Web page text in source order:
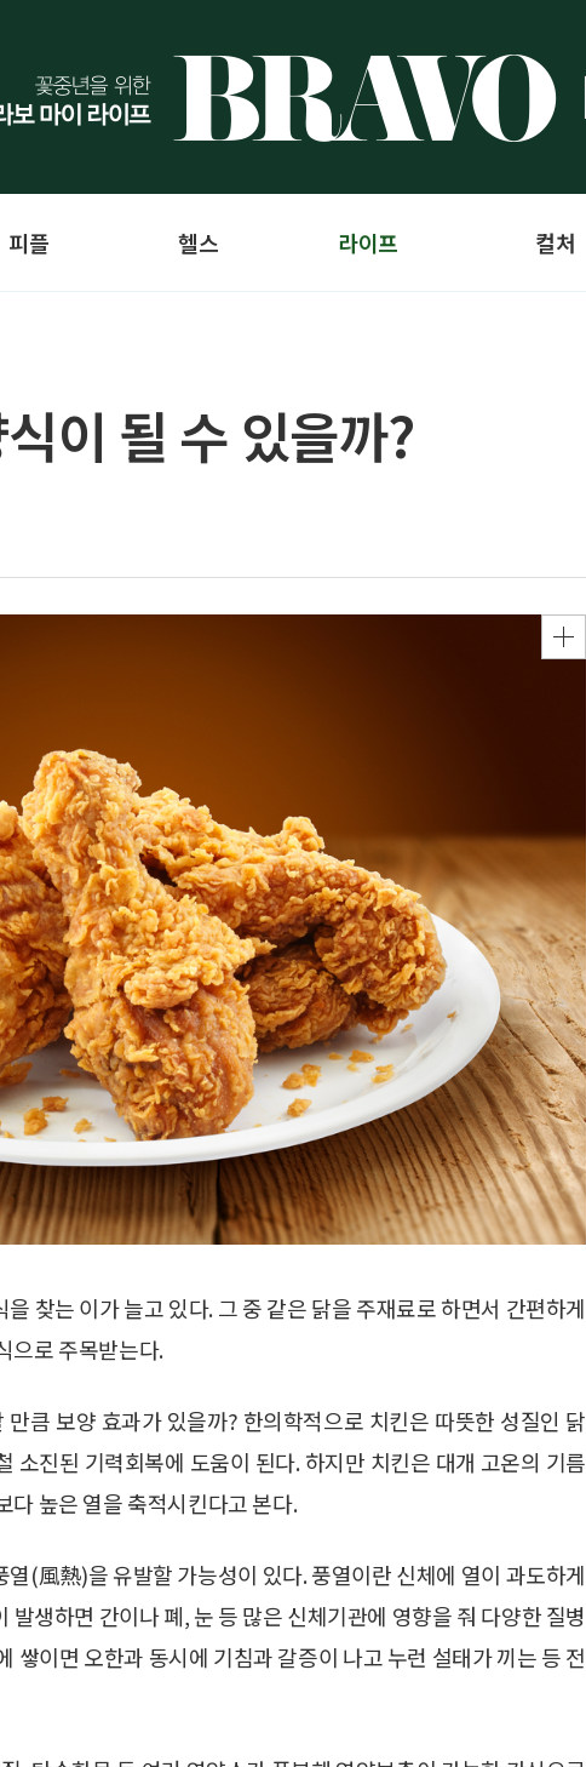
피플 헬스 라이프 컬처
이 될 수 있을까?
찾는 이가 늘고 있다. 그 중 같은 닭을 주재료로 하면서 간편하게
으로 주목받는다.
큼 보양 효과가 있을까? 한의학적으로 치킨은 따뜻한 성질인 닭
소진된 기력회복에 도움이 된다. 하지만 치킨은 대개 고온의 기름
다 높은 열을 축적시킨다고 본다.
(風熱)을 유발할 가능성이 있다. 풍열이란 신체에 열이 과도하게
생하면 간이나 폐, 눈 등 많은 신체기관에 영향을 줘 다양한 질병
쌓이면 오한과 동시에 기침과 갈증이 나고 누런 설태가 끼는 등 전